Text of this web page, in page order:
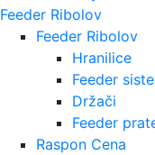
Feeder Ribolov
Feeder Ribolov
Hranilice
Feeder
Držači
Feeder
Raspon Cena